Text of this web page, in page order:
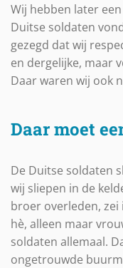
Wij hebben later
Duitse soldaten
gezegd dat wij
en dergelijke, maar
Daar waren wij ook
Daar moet
De Duitse soldaten
wij sliepen in de
broer overleden, zei
hè, alleen maar
soldaten allemaal.
ongetrouwde